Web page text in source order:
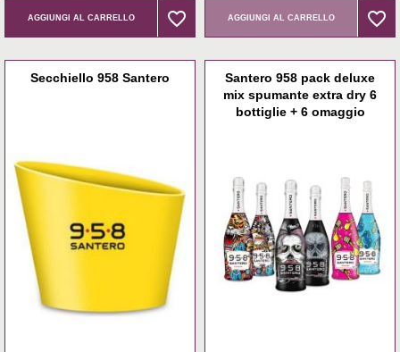
AGGIUNGI AL CARRELLO favorite_border
favorite_border AGGIUNGI AL CARRELLO favorite_border
favorite_border
Secchiello 958 Santero
Santero 958 pack deluxe
mix spumante extra dry 6
bottiglie + 6 omaggio